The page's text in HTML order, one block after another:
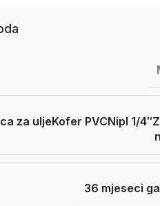
za uljeKofer PVCNipl 1/4″
36 mjeseci